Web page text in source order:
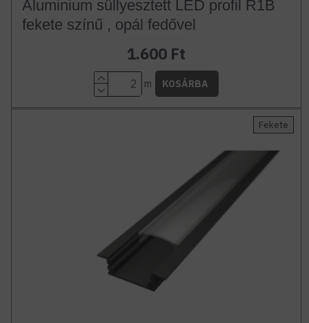
Aluminium süllyesztett LED profil R1B
fekete színű , opál fedővel
1.600 Ft
m KOSÁRBA
Fekete